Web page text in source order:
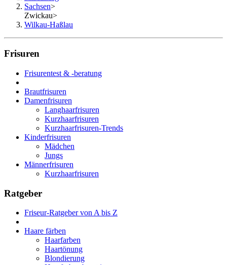
Sachsen>
Zwickau>
Wilkau-Haßlau
Frisuren
Frisurentest & -beratung
Brautfrisuren
Damenfrisuren
Langhaarfrisuren
Kurzhaarfrisuren
Kurzhaarfrisuren-Trends
Kinderfrisuren
Mädchen
Jungs
Männerfrisuren
Kurzhaarfrisuren
Ratgeber
Friseur-Ratgeber von A bis Z
Haare färben
Haarfarben
Haartönung
Blondierung